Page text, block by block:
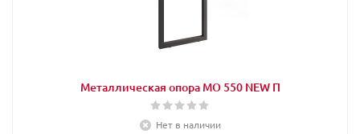
Металлическая опора МО 550 NEW П
Нет в наличии